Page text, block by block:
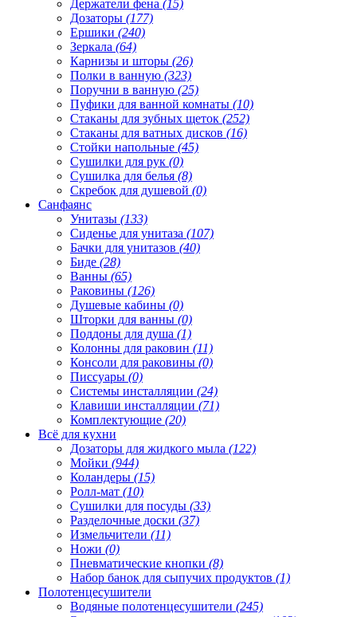
Держатели фена (15)
Дозаторы (177)
Ершики (240)
Зеркала (64)
Карнизы и шторы (26)
Полки в ванную (323)
Поручни в ванную (25)
Пуфики для ванной комнаты (10)
Стаканы для зубных щеток (252)
Стаканы для ватных дисков (16)
Стойки напольные (45)
Сушилки для рук (0)
Сушилка для белья (8)
Скребок для душевой (0)
Санфаянс
Унитазы (133)
Сиденье для унитаза (107)
Бачки для унитазов (40)
Биде (28)
Ванны (65)
Раковины (126)
Душевые кабины (0)
Шторки для ванны (0)
Поддоны для душа (1)
Колонны для раковин (11)
Консоли для раковины (0)
Писсуары (0)
Системы инсталляции (24)
Клавиши инсталляции (71)
Комплектующие (20)
Всё для кухни
Дозаторы для жидкого мыла (122)
Мойки (944)
Коландеры (15)
Ролл-мат (10)
Сушилки для посуды (33)
Разделочные доски (37)
Измельчители (11)
Ножи (0)
Пневматические кнопки (8)
Набор банок для сыпучих продуктов (1)
Полотенцесушители
Водяные полотенцесушители (245)